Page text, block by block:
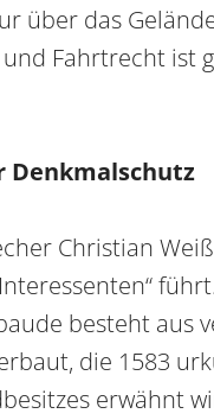
über das
Fahrtrecht ist
Denkmalschutz
Christian
besteht aus
die 1583
erwähnt